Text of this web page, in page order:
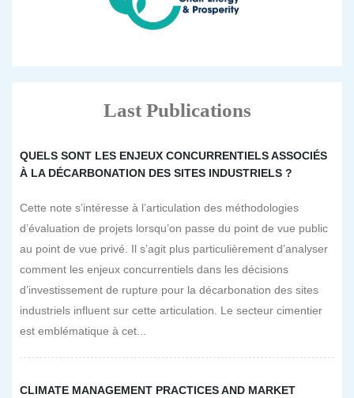
Last Publications
QUELS SONT LES ENJEUX CONCURRENTIELS ASSOCIÉS
À LA DÉCARBONATION DES SITES INDUSTRIELS ?
Cette note s’intéresse à l’articulation des méthodologies
d’évaluation de projets lorsqu’on passe du point de vue public
au point de vue privé. Il s’agit plus particulièrement d’analyser
comment les enjeux concurrentiels dans les décisions
d’investissement de rupture pour la décarbonation des sites
industriels influent sur cette articulation. Le secteur cimentier
est emblématique à cet...
CLIMATE MANAGEMENT PRACTICES AND MARKET